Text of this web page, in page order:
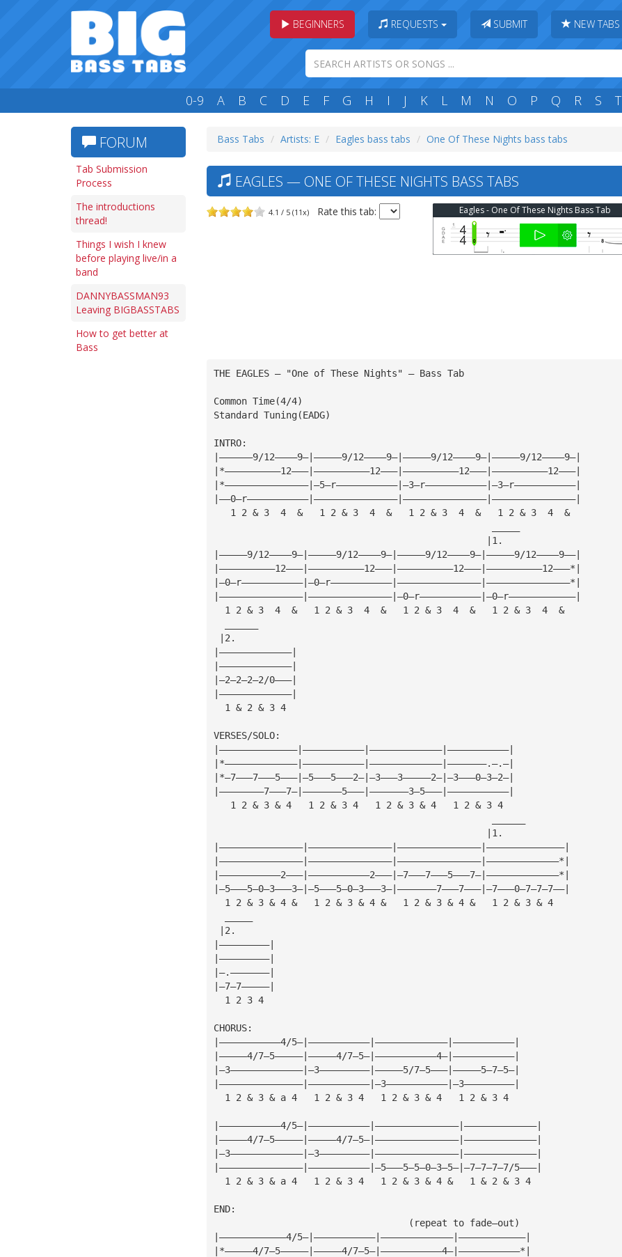
BEGINNERS REQUESTS SUBMIT NEW TABS
0-9 A B C D E F G H I J K L M N O P Q R S T
FORUM
Tab Submission
Process
The introductions
thread!
Things I wish I knew
before playing live/in a
band
DANNYBASSMAN93
Leaving BIGBASSTABS
How to get better at
Bass
Bass Tabs Artists: E Eagles bass tabs One Of These Nights bass tabs
EAGLES — ONE OF THESE NIGHTS BASS TABS
4.1 / 5 (11x) Rate this tab: Eagles - One Of These Nights Bass Tab
THE EAGLES — "One of These Nights" — Bass Tab
Common Time(4/4)
Standard Tuning(EADG)
INTRO:
|——————9/12————9—|—————9/12————9—|—————9/12————9—|—————9/12————9—|
|*——————————12———|——————————12———|——————————12———|——————————12———|
|*———————————————|—5—r———————————|—3—r———————————|—3—r———————————|
|——0—r———————————|———————————————|———————————————|———————————————|
   1 2 & 3  4  &   1 2 & 3  4  &   1 2 & 3  4  &   1 2 & 3  4  &
                                                 |1.
|—————9/12————9—|—————9/12————9—|—————9/12————9—|—————9/12————9——|
|——————————12———|——————————12———|——————————12———|——————————12———*|
|—0—r———————————|—0—r———————————|———————————————|———————————————*|
|———————————————|———————————————|—0—r———————————|—0—r————————————|
  1 2 & 3  4  &   1 2 & 3  4  &   1 2 & 3  4  &   1 2 & 3  4  &
|2.
|—————————————|
|—————————————|
|—2—2—2—2/0———|
|—————————————|
  1 & 2 & 3 4
VERSES/SOLO:
|——————————————|———————————|—————————————|———————————|
|*—————————————|———————————|—————————————|———————.—.—|
|*—7———7———5———|—5———5———2—|—3———3—————2—|—3———0—3—2—|
|————————7———7—|———————5———|———————3—5———|———————————|
   1 2 & 3 & 4   1 2 & 3 4   1 2 & 3 & 4   1 2 & 3 4
                                                 |1.
|———————————————|———————————————|———————————————|——————————————|
|———————————————|———————————————|———————————————|—————————————*|
|———————————2———|———————————2———|—7———7———5———7—|—————————————*|
|—5———5—0—3———3—|—5———5—0—3———3—|———————7———7———|—7———0—7—7—7——|
  1 2 & 3 & 4 &   1 2 & 3 & 4 &   1 2 & 3 & 4 &   1 2 & 3 & 4
|2.
|—————————|
|—————————|
|—.———————|
|—7—7—————|
  1 2 3 4
CHORUS:
|———————————4/5—|———————————|—————————————|———————————|
|—————4/7—5—————|—————4/7—5—|———————————4—|———————————|
|—3—————————————|—3—————————|—————5/7—5———|—————5—7—5—|
|———————————————|———————————|—3———————————|—3—————————|
  1 2 & 3 & a 4   1 2 & 3 4   1 2 & 3 & 4   1 2 & 3 4
|———————————4/5—|———————————|———————————————|—————————————|
|—————4/7—5—————|—————4/7—5—|———————————————|—————————————|
|—3—————————————|—3—————————|———————————————|—————————————|
|———————————————|———————————|—5———5—5—0—3—5—|—7—7—7—7/5———|
  1 2 & 3 & a 4   1 2 & 3 4   1 2 & 3 & 4 &   1 & 2 & 3 4
END:
                                   (repeat to fade—out)
|————————————4/5—|———————————|—————————————|————————————|
|*—————4/7—5—————|—————4/7—5—|———————————4—|———————————*|